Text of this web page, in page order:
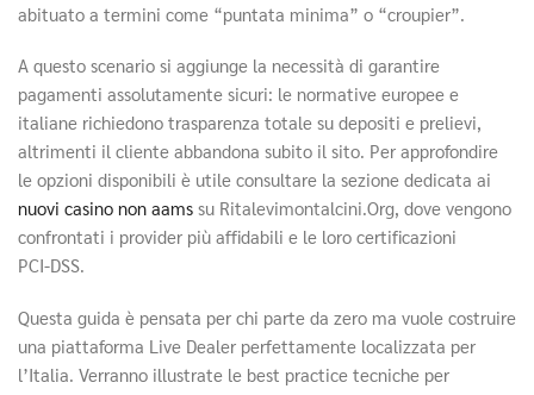
abituato a termini come “puntata minima” o “croupier”.
A questo scenario si aggiunge la necessità di garantire
pagamenti assolutamente sicuri: le normative europee e
italiane richiedono trasparenza totale su depositi e prelievi,
altrimenti il cliente abbandona subito il sito. Per approfondire
le opzioni disponibili è utile consultare la sezione dedicata ai
nuovi casino non aams su Ritalevimontalcini.Org, dove vengono
confrontati i provider più affidabili e le loro certificazioni
PCI‑DSS.
Questa guida è pensata per chi parte da zero ma vuole costruire
una piattaforma Live Dealer perfettamente localizzata per
l’Italia. Verranno illustrate le best practice tecniche per